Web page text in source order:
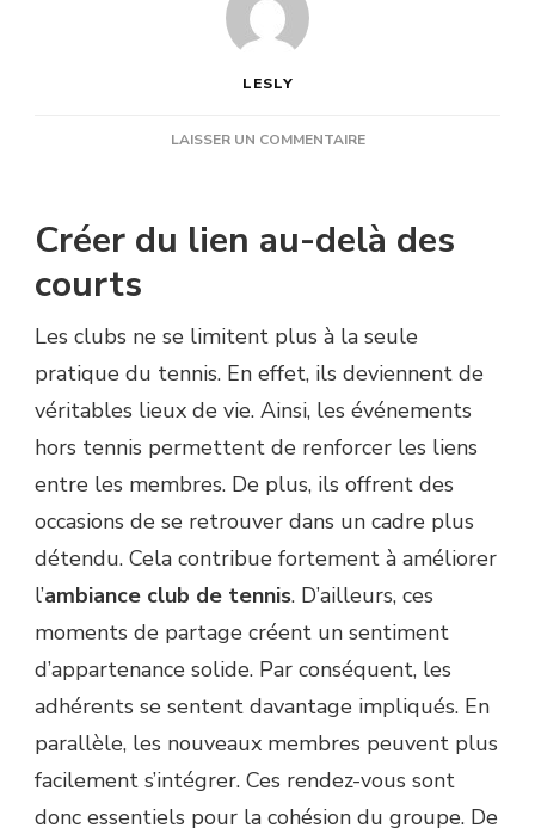
LESLY
LAISSER UN COMMENTAIRESUR
PLACE
TENNIS
DANS
CLUB
?
Créer du lien au-delà des
courts
Les clubs ne se limitent plus à la seule
pratique du tennis. En effet, ils deviennent de
véritables lieux de vie. Ainsi, les événements
hors tennis permettent de renforcer les liens
entre les membres. De plus, ils offrent des
occasions de se retrouver dans un cadre plus
détendu. Cela contribue fortement à améliorer
l’ambiance club de tennis. D’ailleurs, ces
moments de partage créent un sentiment
d’appartenance solide. Par conséquent, les
adhérents se sentent davantage impliqués. En
parallèle, les nouveaux membres peuvent plus
facilement s’intégrer. Ces rendez-vous sont
donc essentiels pour la cohésion du groupe. De